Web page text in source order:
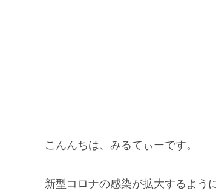
こんんちは、みるてぃーです。
新型コロナの感染が拡大するよう